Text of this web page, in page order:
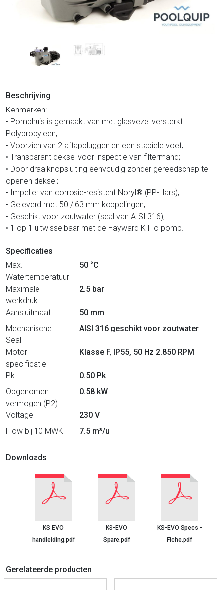
Beschrijving
Kenmerken:
• Pomphuis is gemaakt van met glasvezel versterkt
Polypropyleen;
• Voorzien van 2 aftappluggen en een stabiele voet;
• Transparant deksel voor inspectie van filtermand;
• Door draaiknopsluiting eenvoudig zonder gereedschap te
openen deksel;
• Impeller van corrosie-resistent Noryl® (PP-Hars);
• Geleverd met 50 / 63 mm koppelingen;
• Geschikt voor zoutwater (seal van AISI 316);
• 1 op 1 uitwisselbaar met de Hayward K-Flo pomp.
Specificaties
Max.
Watertemperatuur
50 °C
Maximale
werkdruk
2.5 bar
Aansluitmaat
50 mm
Mechanische
Seal
AISI 316 geschikt voor zoutwater
Motor
specificatie
Klasse F, IP55, 50 Hz 2.850 RPM
Pk
0.50 Pk
Opgenomen
vermogen (P2)
0.58 kW
Voltage
230 V
Flow bij 10 MWK
7.5 m³/u
Downloads
KS EVO
handleiding.pdf
KS-EVO
Spare.pdf
KS-EVO Specs -
Fiche.pdf
Gerelateerde producten